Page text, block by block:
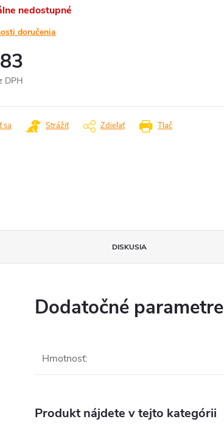
nedostupné
doručenia
DPH
Tlač
sa Strážiť Zdieľať
DISKUSIA
Dodatočné parametre
Hmotnosť:
Produkt nájdete v tejto kategórii